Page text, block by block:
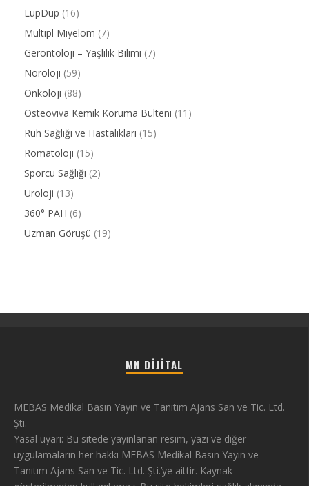
LupDup (16)
Multipl Miyelom (7)
Gerontoloji – Yaşlılık Bilimi (7)
Nöroloji (59)
Onkoloji (88)
Osteoviva Kemik Koruma Bülteni (11)
Ruh Sağlığı ve Hastalıkları (15)
Romatoloji (15)
Sporcu Sağlığı (2)
Üroloji (13)
360° PAH (6)
Uzman Görüşü (19)
MN DIJITAL
MEBAS Medikal Basın Yayın ve Tanıtım Ajans San ve Tic. Ltd.
Şti.
Yasal uyarı: Bu sitede yayınlanan resim, yazı ve diğer
uygulamaların her hakkı MEBAS Medikal Basın Yayın ve
Tanıtım Ajans San ve Tic. Ltd. Şti.’ye aittir. Kaynak